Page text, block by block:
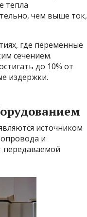
тепла
чем выше ток,
где переменные
сечением.
до 10% от
издержки.
источником
и
передаваемой